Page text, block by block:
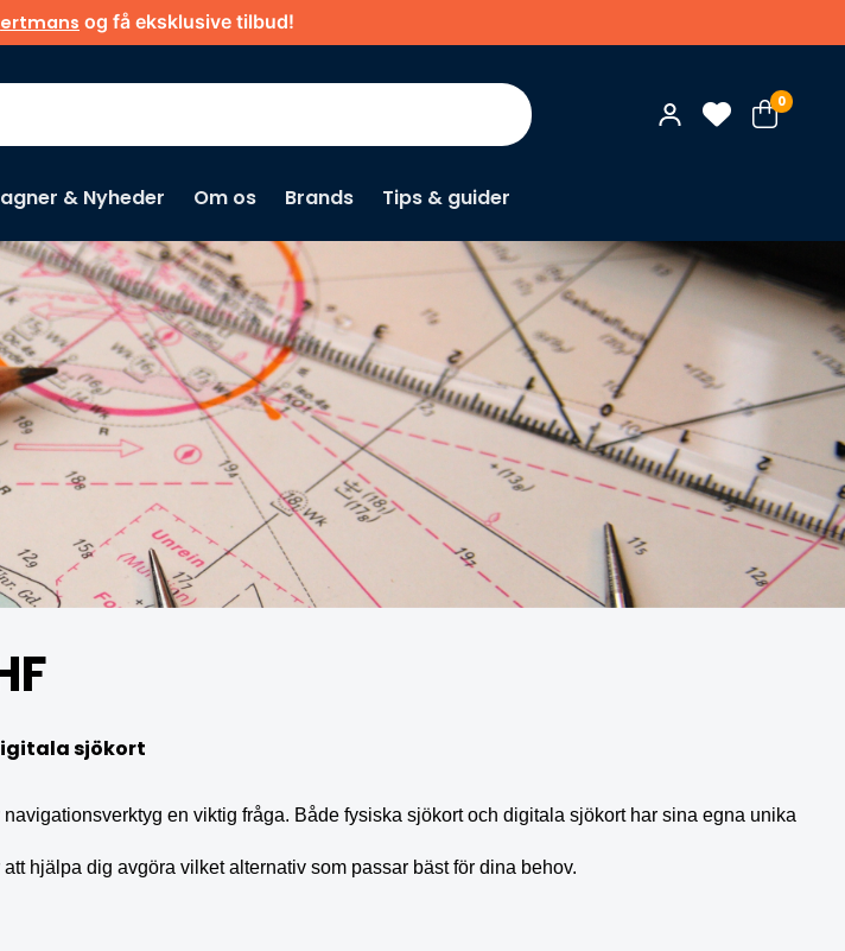
og få eksklusive tilbud!
0
& Nyheder Om os Brands Tips & guider
sjökort
en viktig fråga. Både fysiska sjökort och digitala sjökort har sina egna unika
hjälpa dig avgöra vilket alternativ som passar bäst för dina behov.